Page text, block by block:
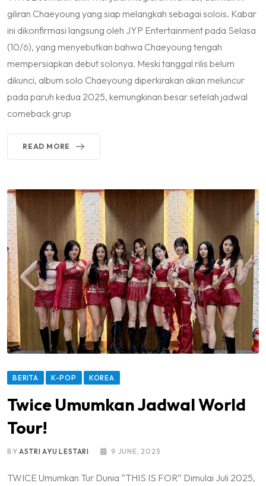
giliran Chaeyoung yang siap melangkah sebagai solois. Kabar
ini dikonfirmasi langsung oleh JYP Entertainment pada Selasa
(10/6), yang menyebutkan bahwa Chaeyoung tengah
mempersiapkan debut solonya. Meski tanggal rilis belum
dikunci, album solo Chaeyoung diperkirakan akan meluncur
pada paruh kedua 2025, kemungkinan besar setelah jadwal
comeback grup
READ MORE
BERITA K-POP KOREA
Twice Umumkan Jadwal World
Tour!
BYASTRI AYU LESTARI 9 JUNE, 2025
TWICE Umumkan Tur Dunia “THIS IS FOR” Dimulai Juli 2025,